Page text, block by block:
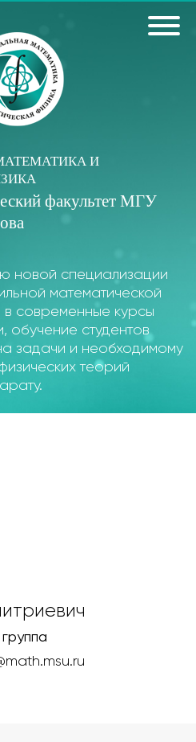
И
факультет МГУ
новой специализации
математической
в современные курсы
обучение студентов
задачи и необходимому
теорий